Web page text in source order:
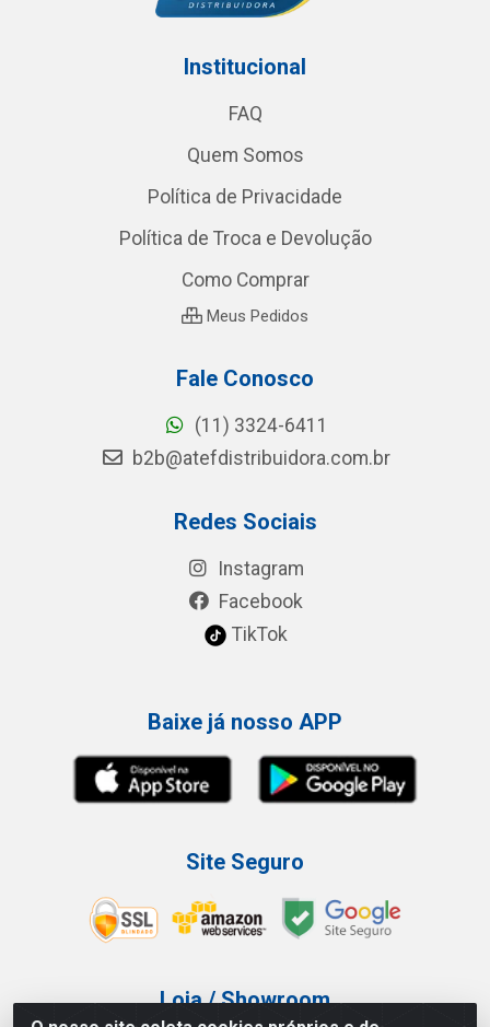
Institucional
FAQ
Quem Somos
Política de Privacidade
Política de Troca e Devolução
Como Comprar
Meus Pedidos
Fale Conosco
(11) 3324-6411
b2b@atefdistribuidora.com.br
Redes Sociais
Instagram
Facebook
TikTok
Baixe já nosso APP
Site Seguro
Loja / Showroom